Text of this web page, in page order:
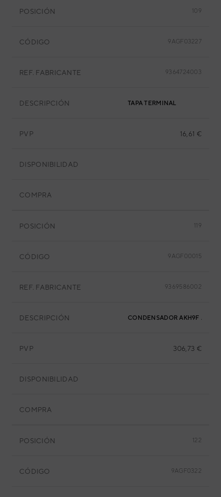
POSICIÓN 109
CÓDIGO 9AGF03227
REF. FABRICANTE 9364724003
DESCRIPCIÓN TAPA TERMINAL
PVP 16,61 €
DISPONIBILIDAD
COMPRA
POSICIÓN 119
CÓDIGO 9AGF00015
REF. FABRICANTE 9369586002
DESCRIPCIÓN CONDENSADOR AKH9F AG-W
PVP 306,73 €
DISPONIBILIDAD
COMPRA
POSICIÓN 122
CÓDIGO 9AGF0322